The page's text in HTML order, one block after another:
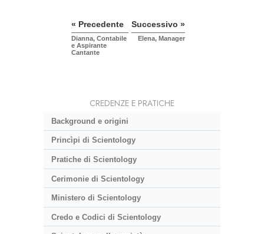
« Precedente
Dianna, Contabile
e Aspirante
Cantante
Successivo »
Elena, Manager
CREDENZE E PRATICHE
Background e origini
Princìpi di Scientology
Pratiche di Scientology
Cerimonie di Scientology
Ministero di Scientology
Credo e Codici di Scientology